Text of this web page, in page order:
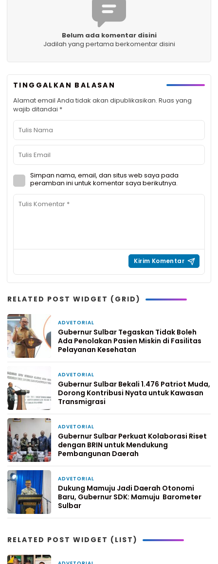
Belum ada komentar disini
Jadilah yang pertama berkomentar disini
TINGGALKAN BALASAN
Alamat email Anda tidak akan dipublikasikan. Ruas yang
wajib ditandai *
Simpan nama, email, dan situs web saya pada
peramban ini untuk komentar saya berikutnya.
RELATED POST WIDGET (GRID)
ADVETORIAL
Gubernur Sulbar Tegaskan Tidak Boleh
Ada Penolakan Pasien Miskin di Fasilitas
Pelayanan Kesehatan
ADVETORIAL
Gubernur Sulbar Bekali 1.476 Patriot Muda,
Dorong Kontribusi Nyata untuk Kawasan
Transmigrasi
ADVETORIAL
Gubernur Sulbar Perkuat Kolaborasi Riset
dengan BRIN untuk Mendukung
Pembangunan Daerah
ADVETORIAL
Dukung Mamuju Jadi Daerah Otonomi
Baru, Gubernur SDK: Mamuju Barometer
Sulbar
RELATED POST WIDGET (LIST)